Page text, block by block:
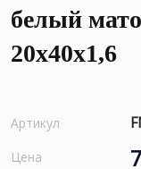
белый
20x40x1,6
Артикул
Цена